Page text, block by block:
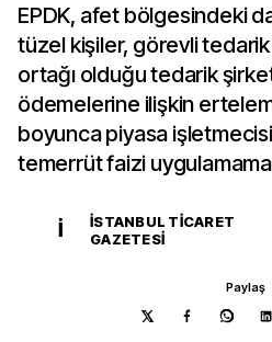
EPDK, afet bölgesindeki
tüzel kişiler, görevli tedarik
ortağı olduğu tedarik
ödemelerine ilişkin
boyunca piyasa işletmecisi
temerrüt faizi uygulamama
İ
İSTANBUL TICARET
GAZETESI
Paylaş